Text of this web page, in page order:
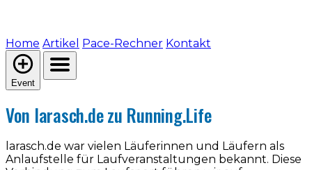
Home Artikel Pace-Rechner Kontakt
Event
Von larasch.de zu Running.Life
larasch.de war vielen Läuferinnen und Läufern als
Anlaufstelle für Laufveranstaltungen bekannt. Diese